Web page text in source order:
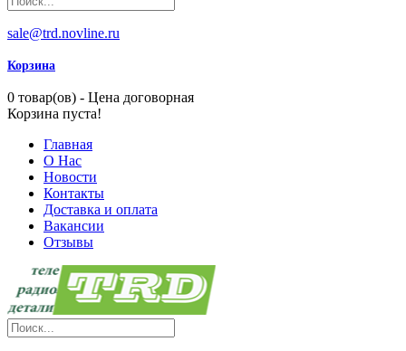
sale@trd.novline.ru
Корзина
0 товар(ов) - Цена договорная
Корзина пуста!
Главная
О Нас
Новости
Контакты
Доставка и оплата
Вакансии
Отзывы